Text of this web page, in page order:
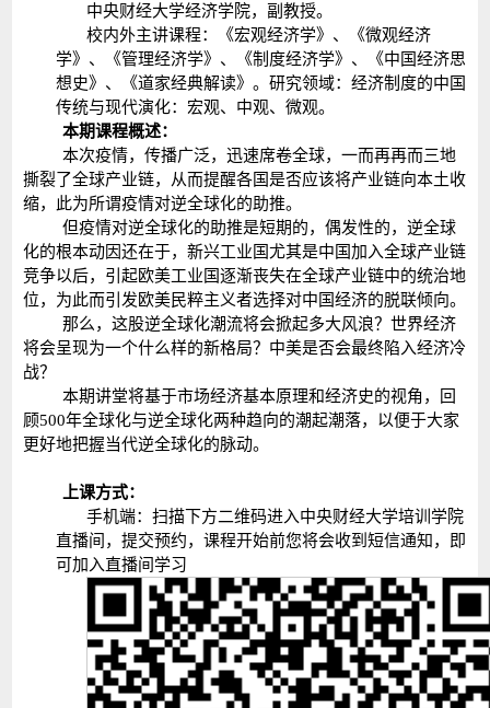
中央财经大学经济学院，副教授。
校内外主讲课程：
《宏观经济学》、《微观经济
学》、《管理经济学》、《制度经济学》、《中国经济思
想史》、《道家经典解读》。研究领域：经济制度的中国
传统与现代演化：宏观、中观、微观。
本期课程概述：
本次疫情，传播广泛，迅速席卷全球，一而再再而三地
撕裂了全球产业链，从而提醒各国是否应该将产业链向本土收
缩，此为所谓疫情对逆全球化的助推。
但疫情对逆全球化的助推是短期的，偶发性的，逆全球
化的根本动因还在于，新兴工业国尤其是中国加入全球产业链
竞争以后，引起欧美工业国逐渐丧失在全球产业链中的统治地
位，为此而引发欧美民粹主义者选择对中国经济的脱联倾向。
那么，这股逆全球化潮流将会掀起多大风浪？世界经济
将会呈现为一个什么样的新格局？中美是否会最终陷入经济冷
战？
本期讲堂将基于市场经济基本原理和经济史的视角，回
顾500年全球化与逆全球化两种趋向的潮起潮落，以便于大家
更好地把握当代逆全球化的脉动。
上课方式：
手机端：扫描下方二维码进入中央财经大学培训学院
直播间，提交预约，课程开始前您将会收到短信通知，即
可加入直播间学习